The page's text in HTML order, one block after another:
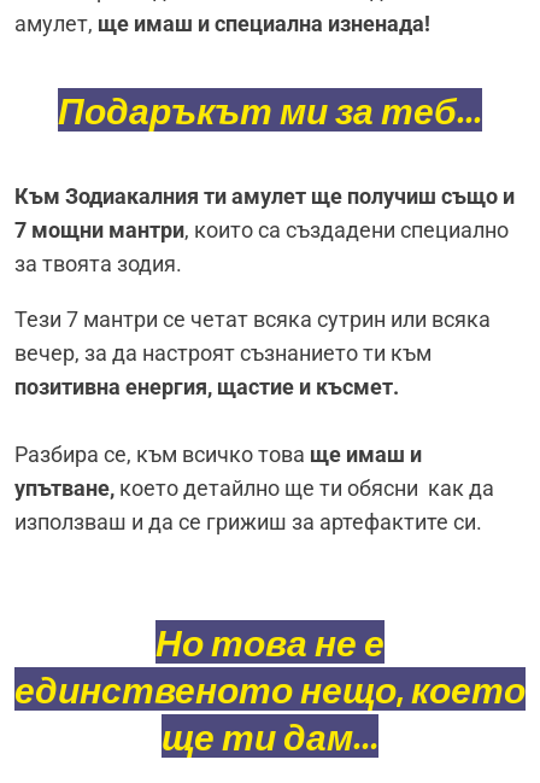
амулет, ще имаш и специална изненада!
Подаръкът ми за теб...
Към Зодиакалния ти амулет ще получиш също и
7 мощни мантри, които са създадени специално
за твоята зодия.
Тези 7 мантри се четат всяка сутрин или всяка
вечер, за да настроят съзнанието ти към
позитивна енергия, щастие и късмет.
Разбира се, към всичко това ще имаш и
упътване, което детайлно ще ти обясни как да
използваш и да се грижиш за артефактите си.
Но това не е
единственото нещо, което
ще ти дам…